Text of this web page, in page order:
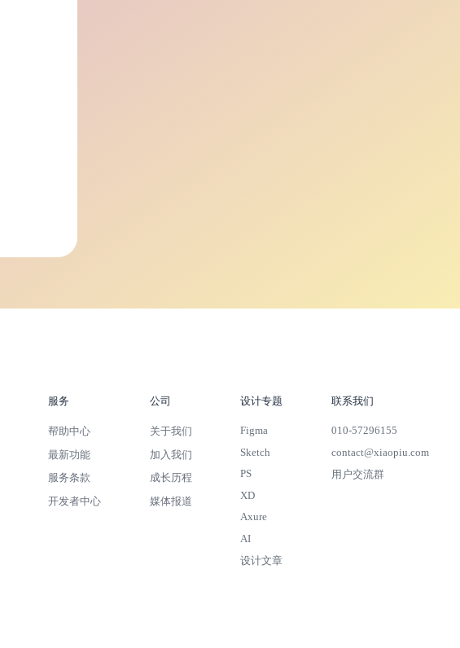
服务
帮助中心
最新功能
服务条款
开发者中心
公司
关于我们
加入我们
成长历程
媒体报道
设计专题
Figma
Sketch
PS
XD
Axure
AI
设计文章
联系我们
010-57296155
contact@xiaopiu.com
用户交流群